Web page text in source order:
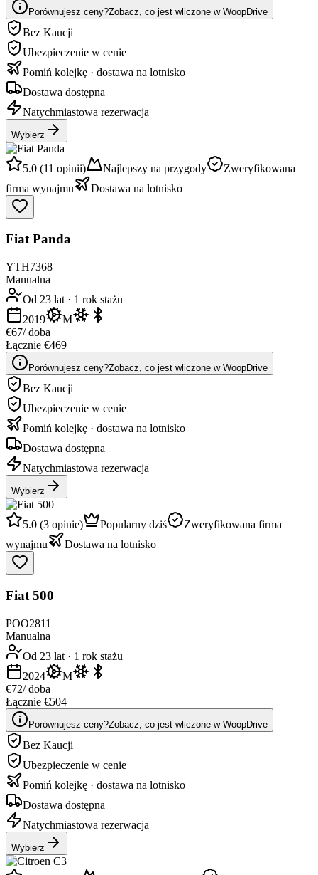
Porównujesz ceny?Zobacz, co jest wliczone w WoopDrive
Bez Kaucji
Ubezpieczenie w cenie
Pomiń kolejkę · dostawa na lotnisko
Dostawa dostępna
Natychmiastowa rezerwacja
Wybierz
5.0 (11 opinii) Najlepszy na przygody
Zweryfikowana
firma wynajmu
Dostawa na lotnisko
Fiat Panda
YTH7368
Manualna
Od 23 lat · 1 rok stażu
2019
M
€67/ doba
Łącznie €469
Porównujesz ceny?Zobacz, co jest wliczone w WoopDrive
Bez Kaucji
Ubezpieczenie w cenie
Pomiń kolejkę · dostawa na lotnisko
Dostawa dostępna
Natychmiastowa rezerwacja
Wybierz
5.0 (3 opinie) Popularny dziś
Zweryfikowana firma
wynajmu
Dostawa na lotnisko
Fiat 500
POO2811
Manualna
Od 23 lat · 1 rok stażu
2024
M
€72/ doba
Łącznie €504
Porównujesz ceny?Zobacz, co jest wliczone w WoopDrive
Bez Kaucji
Ubezpieczenie w cenie
Pomiń kolejkę · dostawa na lotnisko
Dostawa dostępna
Natychmiastowa rezerwacja
Wybierz